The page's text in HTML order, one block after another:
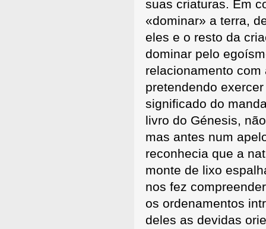
suas criaturas. Em
«dominar» a terra,
eles e o resto da
dominar pelo
relacionamento
pretendendo
significado do
livro do Génesis,
mas antes num
reconhecia que a
monte de lixo
nos fez
os ordenamentos
deles as devidas